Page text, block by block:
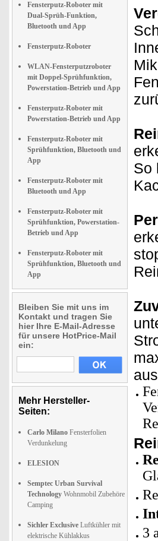
Fensterputz-Roboter mit
Dual-Sprüh-Funktion,
Bluetooth und App
Fensterputz-Roboter
WLAN-Fensterputzroboter
mit Doppel-Sprühfunktion,
Powerstation-Betrieb und App
Fensterputz-Roboter mit
Powerstation-Betrieb und App
Fensterputz-Roboter mit
Sprühfunktion, Bluetooth und
App
Fensterputz-Roboter mit
Bluetooth und App
Fensterputz-Roboter mit
Sprühfunktion, Powerstation-
Betrieb und App
Fensterputz-Roboter mit
Sprühfunktion, Bluetooth und
App
Bleiben Sie mit uns im
Kontakt und tragen Sie
hier Ihre E-Mail-Adresse
für unsere HotPrice-Mail
ein:
Mehr Hersteller-
Seiten:
Carlo Milano Fensterfolien
Verdunkelung
ELESION
Semptec Urban Survival
Technology Wohnmobil Zubehöre
Camping
Sichler Exclusive Luftkühler mit
elektrische Kühlakkus
So
3